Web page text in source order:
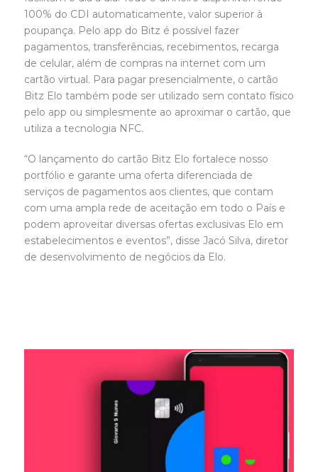
100% do CDI automaticamente, valor superior à
poupança. Pelo app do Bitz é possível fazer
pagamentos, transferências, recebimentos, recarga
de celular, além de compras na internet com um
cartão virtual. Para pagar presencialmente, o cartão
Bitz Elo também pode ser utilizado sem contato físico
pelo app ou simplesmente ao aproximar o cartão, que
utiliza a tecnologia NFC.
“O lançamento do cartão Bitz Elo fortalece nosso
portfólio e garante uma oferta diferenciada de
serviços de pagamentos aos clientes, que contam
com uma ampla rede de aceitação em todo o País e
podem aproveitar diversas ofertas exclusivas Elo em
estabelecimentos e eventos”, disse Jacó Silva, diretor
de desenvolvimento de negócios da Elo.